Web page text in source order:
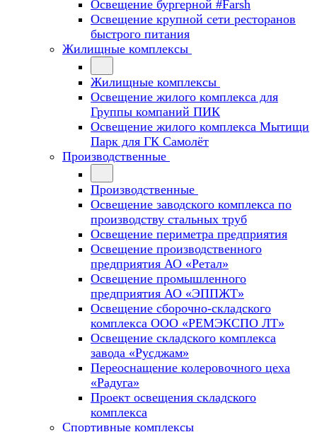
Освещение бургерной #Farsh
Освещение крупной сети ресторанов
быстрого питания
Жилищные комплексы
Жилищные комплексы
Освещение жилого комплекса для
Группы компаний ПИК
Освещение жилого комплекса Мытищи
Парк для ГК Самолёт
Производственные
Производственные
Освещение заводского комплекса по
производству стальных труб
Освещение периметра предприятия
Освещение производственного
предприятия АО «Ретал»
Освещение промышленного
предприятия АО «ЭППЖТ»
Освещение сборочно-складского
комплекса ООО «РЕМЭКСПО ЛТ»
Освещение складского комплекса
завода «Русджам»
Переоснащение колеровочного цеха
«Радуга»
Проект освещения складского
комплекса
Спортивные комплексы